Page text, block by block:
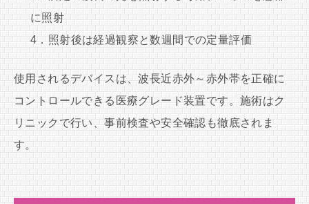
に照射
4．照射後は経過観察と数週間での定量評価
使用されるデバイスは、波長近赤外～赤外帯を正確に
コントロールできる医療グレード装置です。施術はク
リニックで行い、事前検査や安全確認も徹底されま
す。